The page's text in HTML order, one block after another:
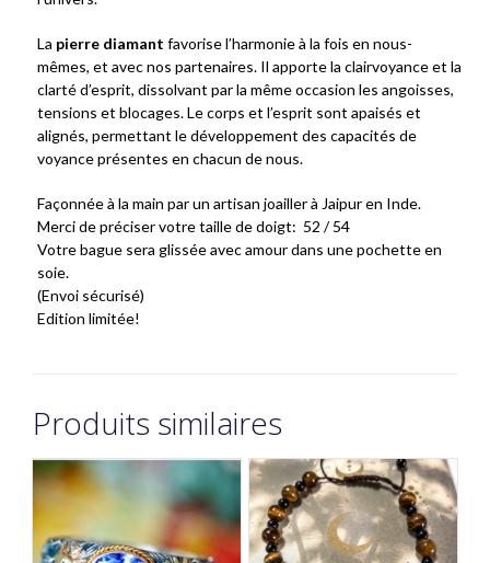
La pierre diamant favorise l’harmonie à la fois en nous-
mêmes, et avec nos partenaires. Il apporte la clairvoyance et la
clarté d’esprit, dissolvant par la même occasion les angoisses,
tensions et blocages. Le corps et l’esprit sont apaisés et
alignés, permettant le développement des capacités de
voyance présentes en chacun de nous.
Façonnée à la main par un artisan joailler à Jaipur en Inde.
Merci de préciser votre taille de doigt: 52 / 54
Votre bague sera glissée avec amour dans une pochette en
soie.
(Envoi sécurisé)
Edition limitée!
Produits similaires